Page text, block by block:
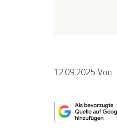
12.09.2025 Von: